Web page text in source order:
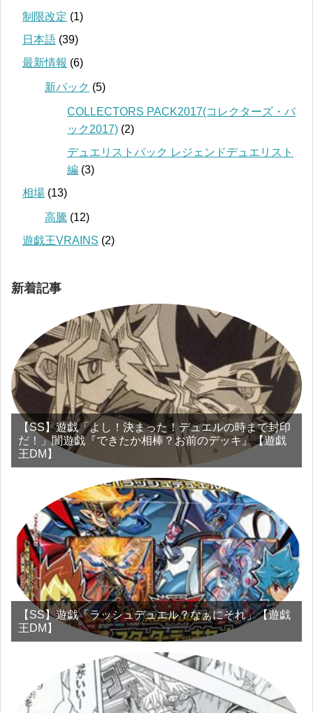
制限改定 (1)
日本語 (39)
最新情報 (6)
新パック (5)
COLLECTORS PACK2017(コレクターズ・パ
ック2017) (2)
デュエリストパック レジェンドデュエリスト
編 (3)
相場 (13)
高騰 (12)
遊戯王VRAINS (2)
新着記事
【SS】遊戯「よし！決まった！デュエルの時まで封印
だ！」闇遊戯『できたか相棒？お前のデッキ』【遊戯
王DM】
【SS】遊戯「ラッシュデュエル？なぁにそれ」【遊戯
王DM】